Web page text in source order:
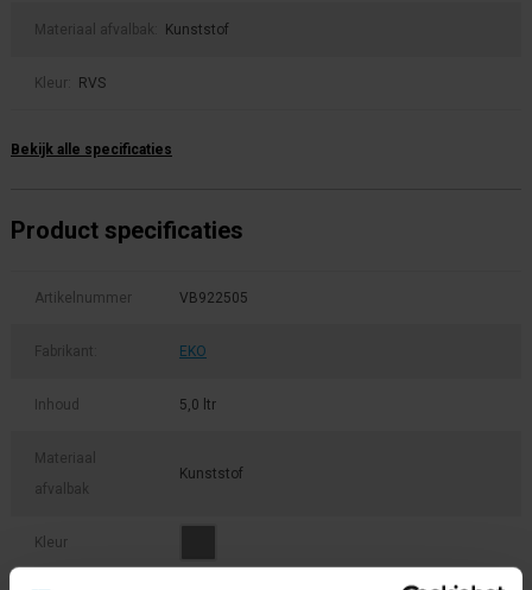
Materiaal afvalbak: Kunststof
Kleur: RVS
Bekijk alle specificaties
Product specificaties
Artikelnummer VB922505
Fabrikant: EKO
Inhoud 5,0 ltr
Materiaal
afvalbak
Kunststof
Kleur